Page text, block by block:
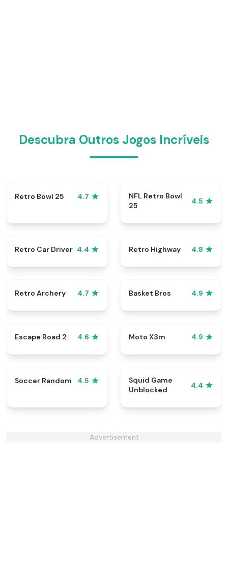
Descubra Outros Jogos Incríveis
Retro Bowl 25 4.7
NFL Retro Bowl
25
4.5
Retro Car Driver 4.4 Retro Highway 4.8
Retro Archery 4.7 Basket Bros 4.9
Escape Road 2 4.6 Moto X3m 4.9
Soccer Random 4.5
Squid Game
Unblocked
4.4
Advertisement